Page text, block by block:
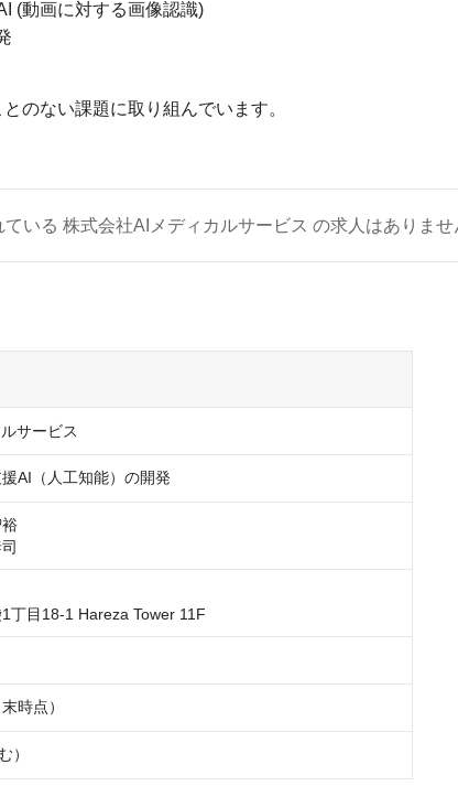
(動画に対する画像認識)
のない課題に取り組んでいます。
ている 株式会社AIメディカルサービス の求人はありませ
サービス
丁目18-1 Hareza Tower 11F
時点）
）